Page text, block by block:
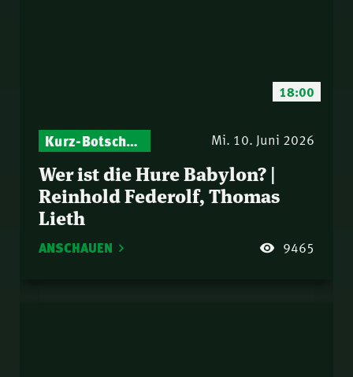
18:00
Kurz-Botschaften – Biblische Impulse mit Zukunft im Blick Mi. 10. Juni 2026
Wer ist die Hure Babylon? |
Reinhold Federolf, Thomas
Lieth
ANSCHAUEN 9465